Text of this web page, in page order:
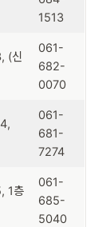
1513
(신
061-
682-
0070
061-
681-
7274
1층
061-
685-
5040